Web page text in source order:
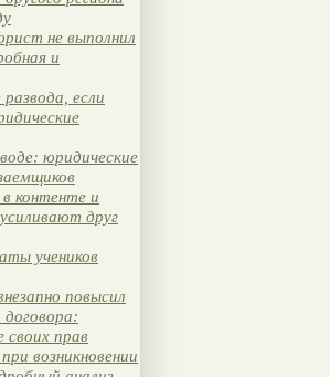
не выполнил
и
если
юридические
контенте и
друг
учеников
повысил
договора:
своих прав
возникновении